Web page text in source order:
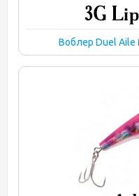
Воблер Duel Aile